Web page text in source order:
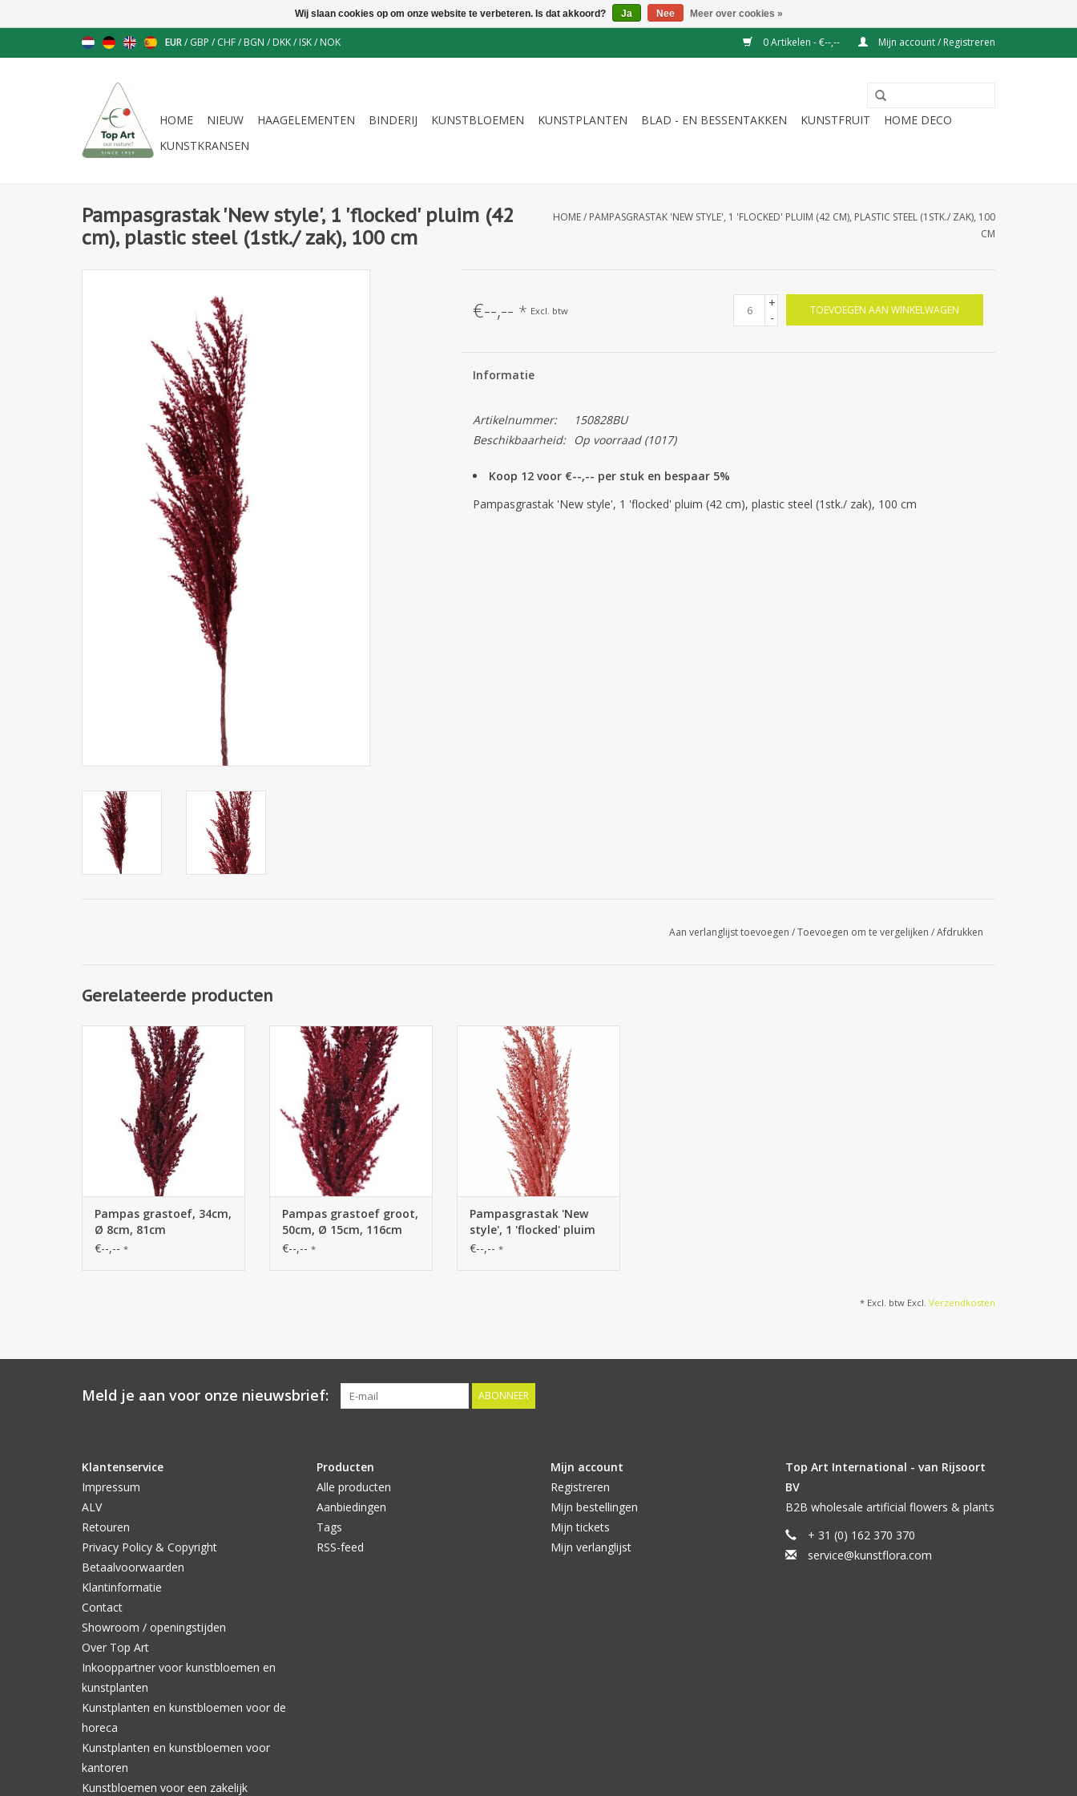
EUR/ GBP / CHF/ BGN / DKK/ ISK/ NOK 0 Artikelen - €--,-- Mijn account / Registreren
HOME NIEUW HAAGELEMENTEN BINDERIJ KUNSTBLOEMEN KUNSTPLANTEN BLAD - EN BESSENTAKKEN KUNSTFRUIT
HOME DECO
KUNSTKRANSEN
Pampasgrastak 'New style', 1 'flocked' pluim (42
cm), plastic steel (1stk./ zak), 100 cm
HOME/ PAMPASGRASTAK 'NEW STYLE', 1 'FLOCKED' PLUIM (42 CM), PLASTIC STEEL (1STK./ ZAK), 100
CM
€--,-- * Excl. btw
+
-
TOEVOEGEN AAN WINKELWAGEN
Informatie
Artikelnummer:
150828BU
Beschikbaarheid:
Op voorraad(1017)
Koop 12 voor €--,-- per stuk en bespaar 5%
Pampasgrastak 'New style', 1 'flocked' pluim (42 cm), plastic steel (1stk./ zak), 100 cm
Aan verlanglijst toevoegen /Toevoegen om te vergelijken /Afdrukken
Gerelateerde producten
150827BU - Pampas grastoef,
34cm, Ø 8cm, 81cm
Pampas grastoef, 34cm,
Ø 8cm, 81cm
€--,-- *
150825BU - Pampas grastoef
(50 cm) groot, Ø 15cm, totaal:
116cm
Pampas grastoef groot,
50cm, Ø 15cm, 116cm
€--,-- *
150828RS - Pampasgrastak 'New
style', 1 'flocked' pluim (42 cm),
plastic steel (1stk./ zak), 100 cm
Pampasgrastak 'New
style', 1 'flocked' pluim
(42 cm), plastic steel
€--,-- *
* Excl. btw Excl. Verzendkosten
Meld je aan voor onze nieuwsbrief: ABONNEER
Klantenservice
Impressum
ALV
Retouren
Privacy Policy & Copyright
Betaalvoorwaarden
Klantinformatie
Contact
Showroom / openingstijden
Over Top Art
Inkooppartner voor kunstbloemen en
kunstplanten
Kunstplanten en kunstbloemen voor de
horeca
Kunstplanten en kunstbloemen voor
kantoren
Kunstbloemen voor een zakelijk
Producten
Alle producten
Aanbiedingen
Tags
RSS-feed
Mijn account
Registreren
Mijn bestellingen
Mijn tickets
Mijn verlanglijst
Top Art International - van Rijsoort
BV
B2B wholesale artificial flowers & plants
+ 31 (0) 162 370 370
service@kunstflora.com
Wij slaan cookies op om onze website te verbeteren. Is dat akkoord? Ja Nee Meer over cookies »